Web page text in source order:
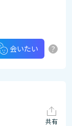
会いたい ?
共有